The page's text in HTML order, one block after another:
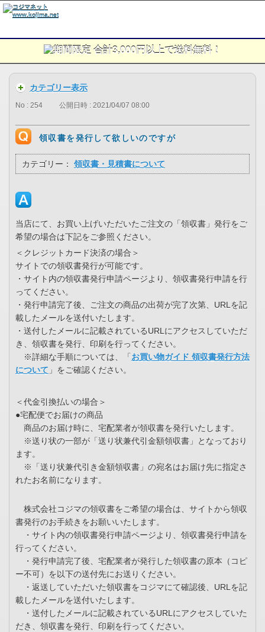
カテゴリー表示
No : 254 公開日時 : 2021/04/07 08:00
領収書を発行して欲しいのですが
カテゴリー： 領収書・見積書について
当店にて、お買い上げいただいたご注文の「領収書」発行をご
希望の場合は下記をご参照ください。
＜クレジットカード決済の場合＞
サイトでの領収書発行が可能です。
・サイト内の領収書発行申請ページより、領収書発行申請を行
ってください。
・発行申請完了後、ご注文の商品の出荷が完了次第、URLを記
載したメールを送付いたします。
・送付したメールに記載されているURLにアクセスしていただ
き、領収書を発行、印刷を行ってください。
※詳細な手順については、「 お買い物ガイド 領収書発行方法
について 」をご確認ください。
＜代金引換払いの場合＞
●宅配便でお届けの商品
商品のお届け時に、宅配業者が領収書を発行いたします。
※送り状の一部が「送り状兼代引金額領収書」となっており
ます。
※「送り状兼代引き金額領収書」の宛名はお届け先に指定さ
れたお名前になります。
株式会社コジマの領収書をご希望の場合は、サイトから領収
書発行のお手続きをお願いいたします。
・サイト内の領収書発行申請ページより、領収書発行申請を
行ってください。
・発行申請完了後、宅配業者が発行した領収書の原本（コピ
ー不可）を以下の送付先にお送りください。
・返送していただいた領収書をコジマにて確認後、URLを記
載したメールを送付いたします。
・送付したメールに記載されているURLにアクセスしていた
だき、領収書を発行、印刷を行ってください。